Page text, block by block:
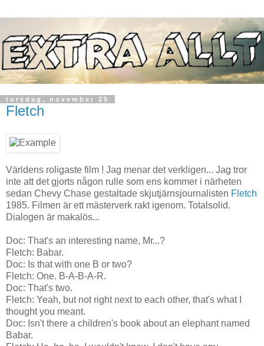
torsdag, november 25
Fletch
Världens roligaste film ! Jag menar det verkligen... Jag tror
inte att det gjorts någon rulle som ens kommer i närheten
sedan Chevy Chase gestaltade skjutjärnsjournalisten Fletch
1985. Filmen är ett mästerverk rakt igenom. Totalsolid.
Dialogen är makalös...
Doc: That's an interesting name, Mr...?
Fletch: Babar.
Doc: Is that with one B or two?
Fletch: One. B-A-B-A-R.
Doc: That's two.
Fletch: Yeah, but not right next to each other, that's what I
thought you meant.
Doc: Isn't there a children's book about an elephant named
Babar.